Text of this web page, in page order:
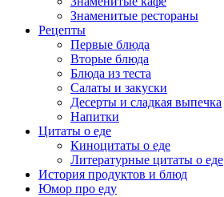
Знаменитые рестораны
Рецепты
Первые блюда
Вторые блюда
Блюда из теста
Салаты и закуски
Десерты и сладкая выпечка
Напитки
Цитаты о еде
Киноцитаты о еде
Литературные цитаты o еде
История продуктов и блюд
Юмор про еду